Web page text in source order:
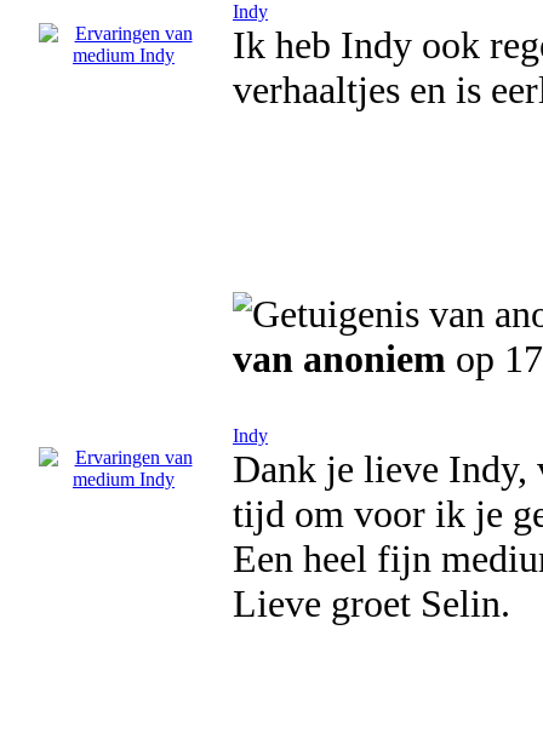
Indy
Ik heb Indy ook
verhaaltjes en is
van anoniem op
Indy
Dank je lieve Indy,
tijd om voor ik je
Een heel fijn
Lieve groet Selin.